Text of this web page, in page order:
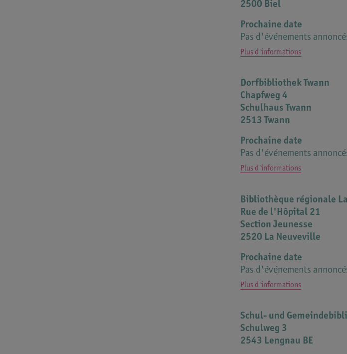
2500 Biel
Prochaine date
Pas d'événements
Plus d'informations
Dorfbibliothek Twann
Chapfweg 4
Schulhaus Twann
2513 Twann
Prochaine date
Pas d'événements
Plus d'informations
Bibliothèque régionale
Rue de l'Hôpital 21
Section Jeunesse
2520 La Neuveville
2025 - 29 septembre 2025
10h30.
Prochaine date
Pas d'événements
Contact
www.biblio2520.ch
032 751 44 14
Programme PDF
Plus d'informations
Schul- und
Schulweg 3
2543 Lengnau BE